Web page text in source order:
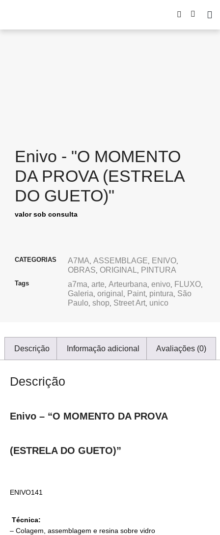
Enivo - "O MOMENTO
DA PROVA (ESTRELA
DO GUETO)"
valor sob consulta
CATEGORIAS A7MA, ASSEMBLAGE, ENIVO,
OBRAS, ORIGINAL, PINTURA
Tags a7ma, arte, Arteurbana, enivo, FLUXO,
Galeria, original , Paint, pintura, São
Paulo, shop, Street Art, unico
Descrição Informação adicional Avaliações (0)
Descrição
Enivo – “O MOMENTO DA PROVA
(ESTRELA DO GUETO)”
ENIVO141
Técnica:
– Colagem, assemblagem e resina sobre vidro